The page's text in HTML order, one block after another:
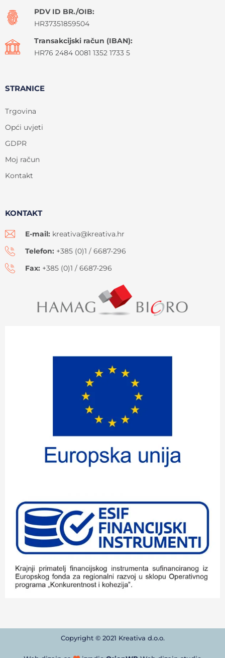
PDV ID BR./OIB:
HR37351859504
Transakcijski račun (IBAN):
HR76 2484 0081 1352 1733 5
STRANICE
Trgovina
Opći uvjeti
GDPR
Moj račun
Kontakt
KONTAKT
E-mail: kreativa@kreativa.hr
Telefon: +385 (0)1 / 6687-296
Fax: +385 (0)1 / 6687-296
Copyright © 2021 Kreativa d.o.o.